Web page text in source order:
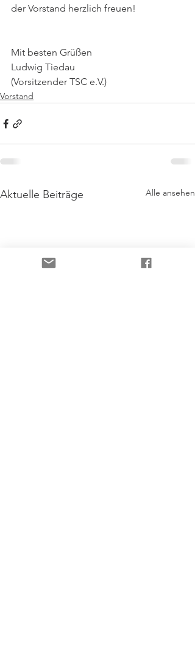
der Vorstand herzlich freuen!
Mit besten Grüßen
Ludwig Tiedau
(Vorsitzender TSC e.V.)
Vorstand
Aktuelle Beiträge Alle ansehen